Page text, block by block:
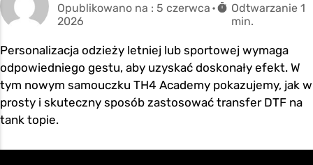
Opublikowano na : 5 czerwca
2026
Odtwarzanie 1
min.
Personalizacja odzieży letniej lub sportowej wymaga
odpowiedniego gestu, aby uzyskać doskonały efekt. W
tym nowym samouczku TH4 Academy pokazujemy, jak w
prosty i skuteczny sposób zastosować transfer DTF na
tank topie.